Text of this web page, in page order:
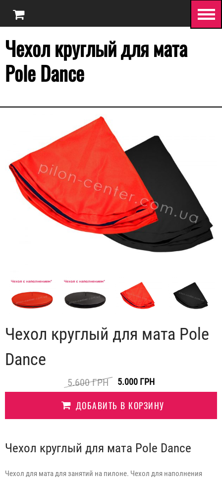
Чехол круглый для мата
Pole Dance
Чехол круглый для мата Pole
Dance
5.600ГРН 5.000 ГРН
ДОБАВИТЬ В КОРЗИНУ
Чехол круглый для мата Pole Dance
Чехол для мата для занятий на пилоне. Чехол для наполнения